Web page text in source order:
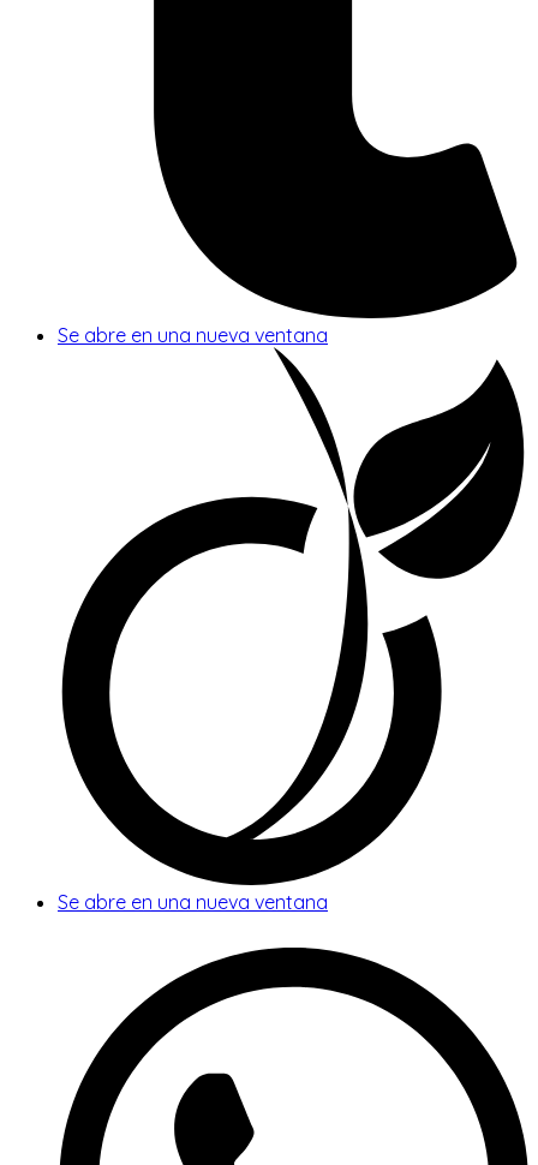
Se abre en una nueva ventana
Se abre en una nueva ventana